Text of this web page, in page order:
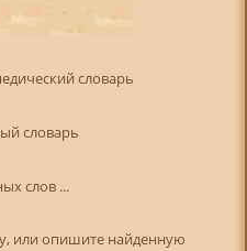
словарь
словарь
слов ...
или опишите найденную